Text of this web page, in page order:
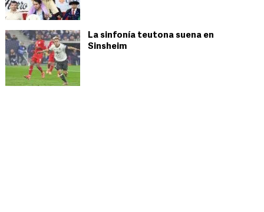
La sinfonía teutona suena en
Sinsheim